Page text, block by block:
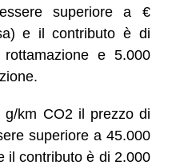
superiore a €
e il contributo è di
e 5.000
g/km CO2 il prezzo di
superiore a 45.000
il contributo è di 2.000